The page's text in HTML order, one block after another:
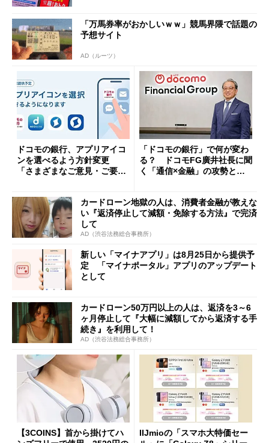
「万馬券率がおかしいｗｗ」競馬界隈で話題の
予想サイト
AD（ルーツ）
ドコモの銀行、アプリアイコ
ンを選べるよう方針変更
「さまざまなご意見・ご要望
「ドコモの銀行」で何が変わ
る？ ドコモFG廣井社長に聞
く「通信×金融」の攻勢とグ
カードローン地獄の人は、消費者金融が教えな
い『返済停止して減額・免除する方法』で完済
して
AD（渋谷法務総合事務所）
新しい「マイナアプリ」は8月25日から提供予
定 「マイナポータル」アプリのアップデート
として
カードローン50万円以上の人は、返済を3～6
ヶ月停止して『大幅に減額してから返済する手
続き』を利用して！
AD（渋谷法務総合事務所）
【3COINS】首から掛けてハ
IIJmioの「スマホ大特価セー